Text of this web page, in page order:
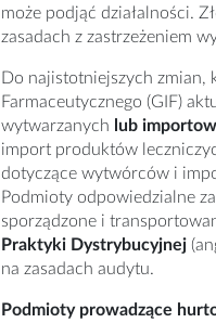
może podjąć działalności.
zasadach z zastrzeżeniem
Do najistotniejszych zmian,
Farmaceutycznego (GIF)
wytwarzanych lub
import produktów
dotyczące wytwórców i
Podmioty odpowiedzialne
sporządzone i
Praktyki Dystrybucyjnej
na zasadach audytu.
Podmioty prowadzące